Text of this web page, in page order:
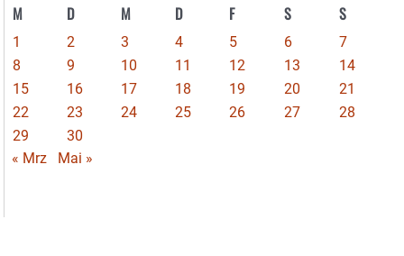
M D M D F S S
1 2 3 4 5 6
7
8
9 10 11 12 13
14
15
16 17 18 19 20
21
22
23 24 25 26 27
28
29
30
« Mrz
Mai »